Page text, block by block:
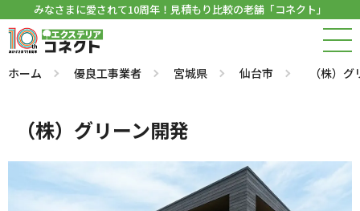
みなさまに愛されて10周年！見積もり比較の老舗「コネクト」
ホーム 優良工事業者 宮城県 仙台市 （株）
（株）グリーン開発